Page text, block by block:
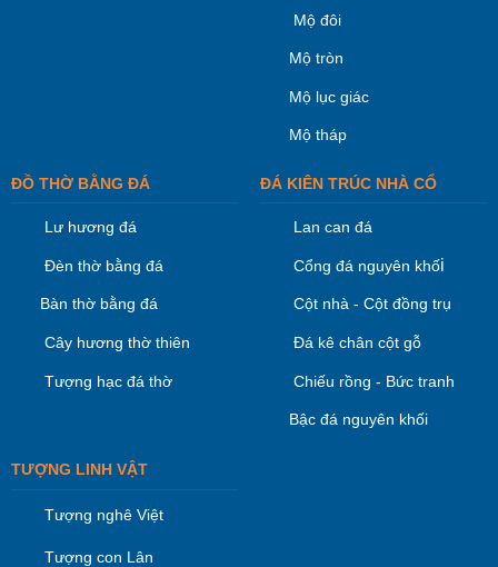
Mộ đôi
Mộ tròn
Mộ lục giác
Mộ tháp
ĐỒ THỜ BẰNG ĐÁ
Lư hương đá
Đèn thờ bằng đá
Bàn thờ bằng đá
Cây hương thờ thiên
Tượng hạc đá thờ
ĐÁ KIÊN TRÚC NHÀ CỔ
Lan can đá
Cổng đá nguyên khối
Cột nhà - Cột đồng trụ
Đá kê chân cột gỗ
Chiếu rồng - Bức tranh
Bậc đá nguyên khối
TƯỢNG LINH VẬT
Tượng nghê Việt
Tượng con Lân